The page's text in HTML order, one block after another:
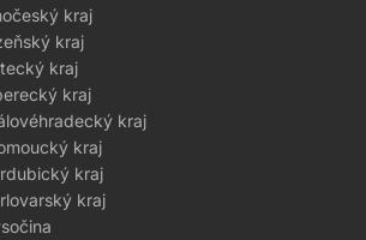
kraj
kraj
kraj
kraj
kraj
kraj
kraj
kraj